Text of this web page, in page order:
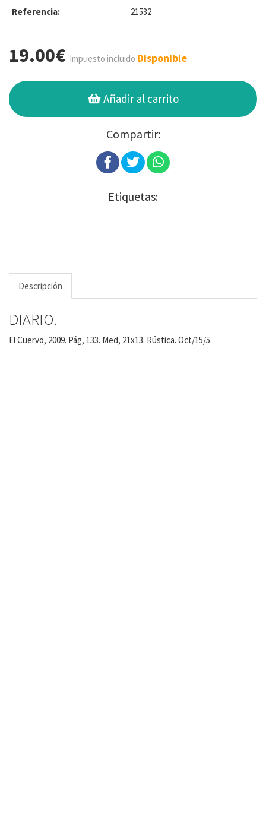
Referencia: 21532
19.00€ Impuesto incluido Disponible
Añadir al carrito
Compartir:
Etiquetas:
Descripción
DIARIO.
El Cuervo, 2009. Pág, 133. Med, 21x13. Rústica. Oct/15/5.